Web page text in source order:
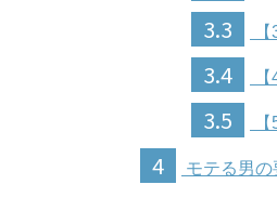
3.3
3.4
3.5
4 モテる男の